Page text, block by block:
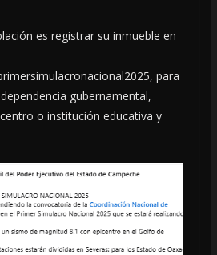
es registrar su inmueble en
para
gubernamental,
o institución educativa y